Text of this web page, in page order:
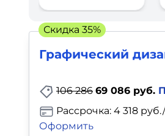
Графический
106 286 69 086 руб.
Рассрочка: 4 318
Оформить
Скидка 35%
Маркетинг
Иностранный
Для детей
Красота,